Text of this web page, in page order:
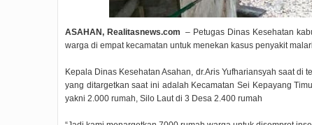
ASAHAN, Realitasnews.com – Petugas Dinas Kesehatan
warga di empat kecamatan untuk menekan kasus penyakit
Kepala Dinas Kesehatan Asahan, dr.Aris Yufhariansyah saat di
yang ditargetkan saat ini adalah Kecamatan Sei Kepayang
yakni 2.000 rumah, Silo Laut di 3 Desa 2.400 rumah